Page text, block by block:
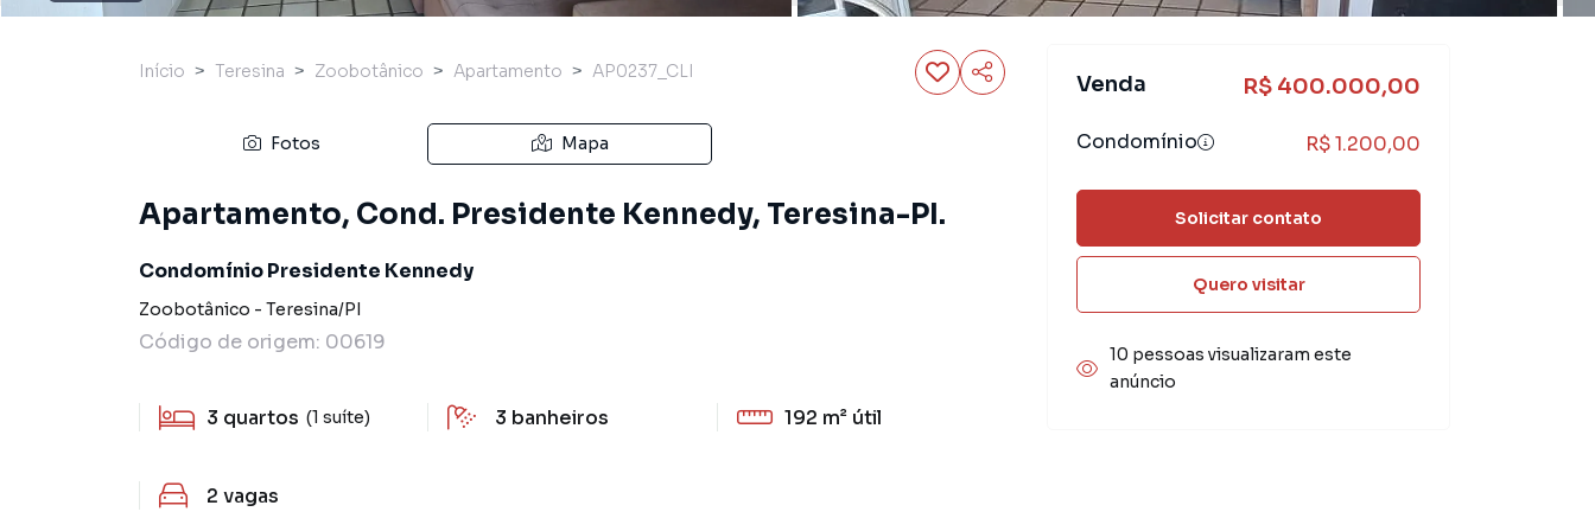
Início Teresina Zoobotânico Apartamento AP0237_CLI
Fotos Mapa
Apartamento, Cond. Presidente Kennedy, Teresina-PI.
Condomínio Presidente Kennedy
Zoobotânico - Teresina/PI
Código de origem: 00619
3 quartos (1 suíte) 3 banheiros 192 m² útil
2 vagas
Venda R$ 400.000,00
Condomínio R$ 1.200,00
Solicitar contato
Quero visitar
10 pessoas visualizaram este
anúncio